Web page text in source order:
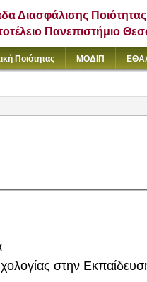
Διασφάλισης Ποιότητας
Πανεπιστήμιο
Ποιότητας ΜΟΔΙΠ
στην